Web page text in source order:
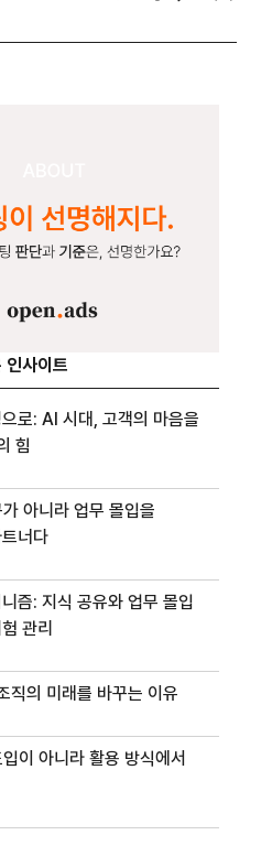
인사이트
로: AI 시대, 고객의 마음을
힘
아니라 업무 몰입을
너다
즘: 지식 공유와 업무 몰입
관리
직의 미래를 바꾸는 이유
이 아니라 활용 방식에서